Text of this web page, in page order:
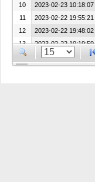
10
2023-02-23 10:18:07
11
2023-02-22 19:55:21
12
2023-02-22 19:48:02
13
2023-02-22 10:19:59
14
2023-02-21 16:50:50